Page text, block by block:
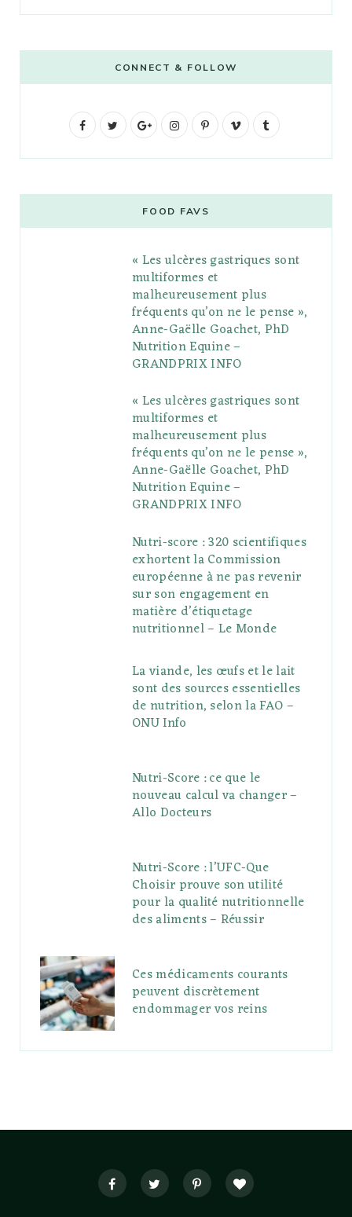
CONNECT & FOLLOW
F
b
t
G
g
l
e
P
l
s
I
t
a
g
r
a
m
P
e
r
e
s
V
o
l
r
FOOD FAVS
« Les ulcères gastriques sont
multiformes et
malheureusement plus
fréquents qu’on ne le pense »,
Anne-Gaëlle Goachet, PhD
Nutrition Equine –
GRANDPRIX INFO
« Les ulcères gastriques sont
multiformes et
malheureusement plus
fréquents qu’on ne le pense »,
Anne-Gaëlle Goachet, PhD
Nutrition Equine –
GRANDPRIX INFO
Nutri-score : 320 scientifiques
exhortent la Commission
européenne à ne pas revenir
sur son engagement en
matière d’étiquetage
nutritionnel – Le Monde
La viande, les œufs et le lait
sont des sources essentielles
de nutrition, selon la FAO –
ONU Info
Nutri-Score : ce que le
nouveau calcul va changer –
Allo Docteurs
Nutri-Score : l’UFC-Que
Choisir prouve son utilité
pour la qualité nutritionnelle
des aliments – Réussir
Ces médicaments courants
peuvent discrètement
endommager vos reins